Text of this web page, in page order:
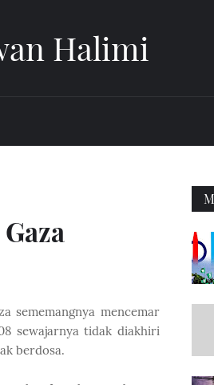
Halimi
sememangnya mencemar
sewajarnya tidak diakhiri
berdosa.